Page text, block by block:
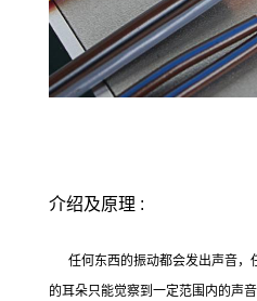
介绍及原理 :
任何东西的振动都会发出声音，
的耳朵只能觉察到一定范围内的声